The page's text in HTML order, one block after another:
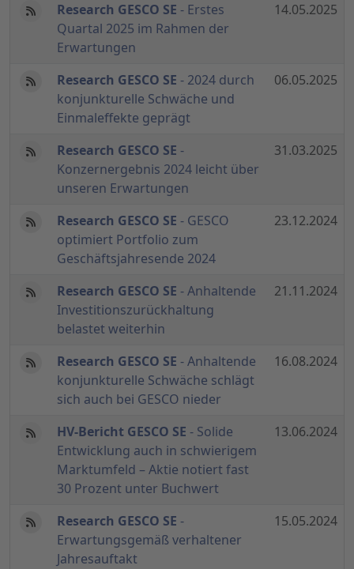
Research GESCO SE - Erstes
Quartal 2025 im Rahmen der
Erwartungen
14.05.2025
Research GESCO SE - 2024 durch
konjunkturelle Schwäche und
Einmaleffekte geprägt
06.05.2025
Research GESCO SE -
Konzernergebnis 2024 leicht über
unseren Erwartungen
31.03.2025
Research GESCO SE - GESCO
optimiert Portfolio zum
Geschäftsjahresende 2024
23.12.2024
Research GESCO SE - Anhaltende
Investitionszurückhaltung
belastet weiterhin
21.11.2024
Research GESCO SE - Anhaltende
konjunkturelle Schwäche schlägt
sich auch bei GESCO nieder
16.08.2024
HV-Bericht GESCO SE - Solide
Entwicklung auch in schwierigem
Marktumfeld – Aktie notiert fast
30 Prozent unter Buchwert
13.06.2024
Research GESCO SE -
Erwartungsgemäß verhaltener
Jahresauftakt
15.05.2024